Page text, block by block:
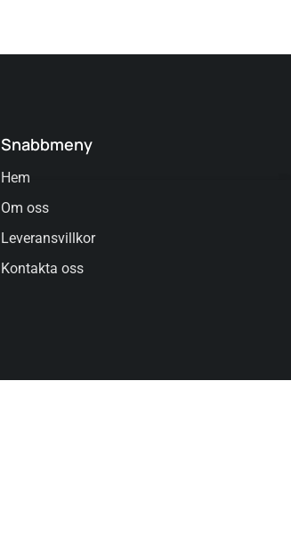
Snabbmeny
Hem
Om oss
Leveransvillkor
Kontakta oss